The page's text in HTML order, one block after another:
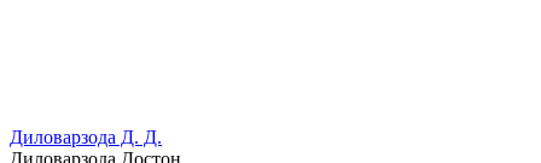
Диловарзода Д. Д.
Диловарзода Достон